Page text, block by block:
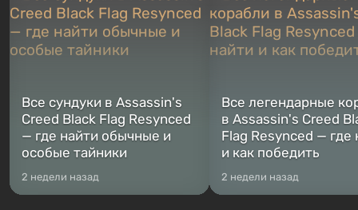
Все сундуки в Assassin's
Creed Black Flag Resynced
— где найти обычные и
особые тайники
2 недели назад
Все легендарные
в Assassin's Creed
Flag Resynced — где
и как победить
2 недели назад